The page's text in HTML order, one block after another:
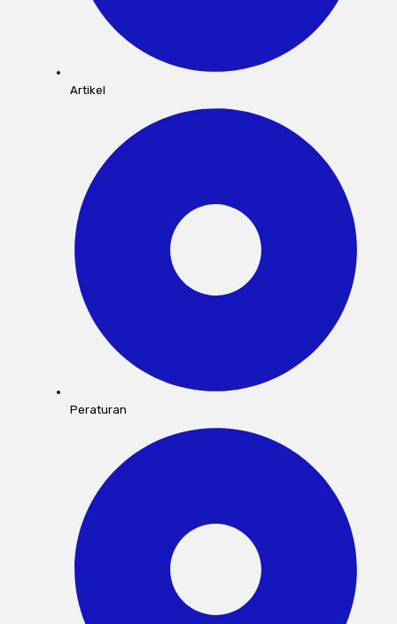
Artikel
Peraturan